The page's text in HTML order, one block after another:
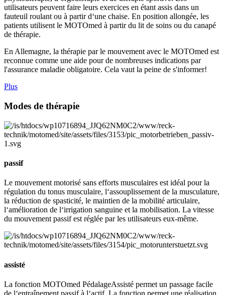
utilisateurs peuvent faire leurs exercices en étant assis dans un
fauteuil roulant ou à partir d‘une chaise. En position allongée, les
patients utilisent le MOTOmed à partir du lit de soins ou du canapé
de thérapie.
En Allemagne, la thérapie par le mouvement avec le MOTOmed est
reconnue comme une aide pour de nombreuses indications par
l'assurance maladie obligatoire. Cela vaut la peine de s'informer!
Plus
Modes de thérapie
passif
Le mouvement motorisé sans efforts musculaires est idéal pour la
régulation du tonus musculaire, l‘assouplissement de la musculature,
la réduction de spasticité, le maintien de la mobilité articulaire,
l‘amélioration de l‘irrigation sanguine et la mobilisation. La vitesse
du mouvement passif est réglée par les utilisateurs eux-même.
assisté
La fonction MOTOmed PédalageAssisté permet un passage facile
de l‘entraînement passif à l‘actif. La fonction permet une réalisation